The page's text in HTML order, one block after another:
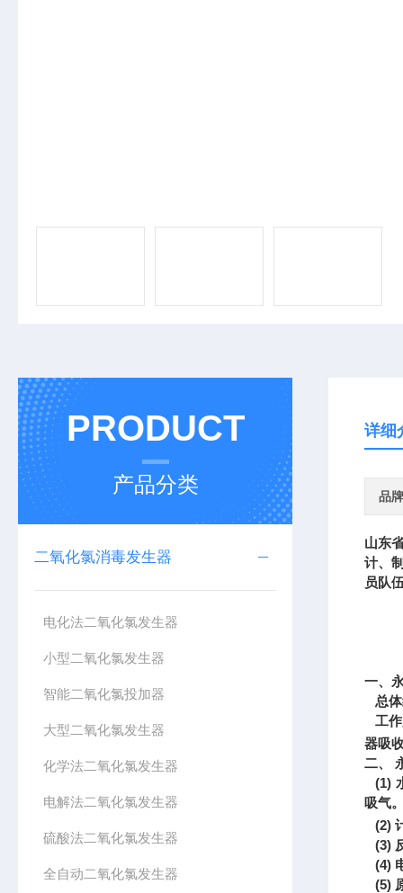
PRODUCT
产品分类
二氧化氯消毒发生器
电化法二氧化氯发生器
小型二氧化氯发生器
智能二氧化氯投加器
大型二氧化氯发生器
化学法二氧化氯发生器
电解法二氧化氯发生器
硫酸法二氧化氯发生器
全自动二氧化氯发生器
详细
品牌
山东
计、
员队
一、
总
工
器吸
二、
(1)
吸气
(2)
(3)
(4)
(5)